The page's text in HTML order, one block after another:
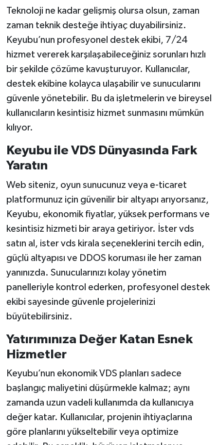
Teknoloji ne kadar gelişmiş olursa olsun, zaman
zaman teknik desteğe ihtiyaç duyabilirsiniz.
Keyubu’nun profesyonel destek ekibi, 7/24
hizmet vererek karşılaşabileceğiniz sorunları hızlı
bir şekilde çözüme kavuşturuyor. Kullanıcılar,
destek ekibine kolayca ulaşabilir ve sunucularını
güvenle yönetebilir. Bu da işletmelerin ve bireysel
kullanıcıların kesintisiz hizmet sunmasını mümkün
kılıyor.
Keyubu ile VDS Dünyasında Fark
Yaratın
Web siteniz, oyun sunucunuz veya e-ticaret
platformunuz için güvenilir bir altyapı arıyorsanız,
Keyubu, ekonomik fiyatlar, yüksek performans ve
kesintisiz hizmeti bir araya getiriyor. İster vds
satın al, ister vds kirala seçeneklerini tercih edin,
güçlü altyapısı ve DDOS koruması ile her zaman
yanınızda. Sunucularınızı kolay yönetim
panelleriyle kontrol ederken, profesyonel destek
ekibi sayesinde güvenle projelerinizi
büyütebilirsiniz.
Yatırımınıza Değer Katan Esnek
Hizmetler
Keyubu’nun ekonomik VDS planları sadece
başlangıç maliyetini düşürmekle kalmaz; aynı
zamanda uzun vadeli kullanımda da kullanıcıya
değer katar. Kullanıcılar, projenin ihtiyaçlarına
göre planlarını yükseltebilir veya optimize